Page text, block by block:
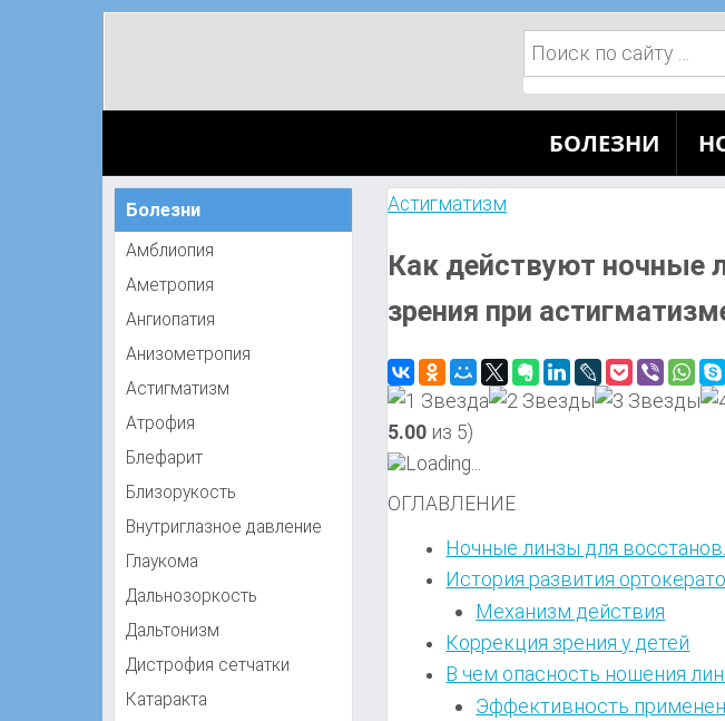
Поиск:
БОЛЕЗНИ
Астигматизм
Как действуют ночные
зрения при
5.00 из 5)
Loading...
ОГЛАВЛЕНИЕ
Ночные линзы для
История развития
Механизм действия
Коррекция зрения у детей
В чем опасность ношения
Эффективность
Болезни
Амблиопия
Аметропия
Ангиопатия
Анизометропия
Астигматизм
Атрофия
Блефарит
Близорукость
Внутриглазное давление
Глаукома
Дальнозоркость
Дальтонизм
Дистрофия сетчатки
Катаракта